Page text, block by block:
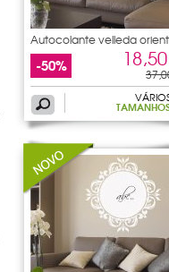
Autocolante velleda
-50%